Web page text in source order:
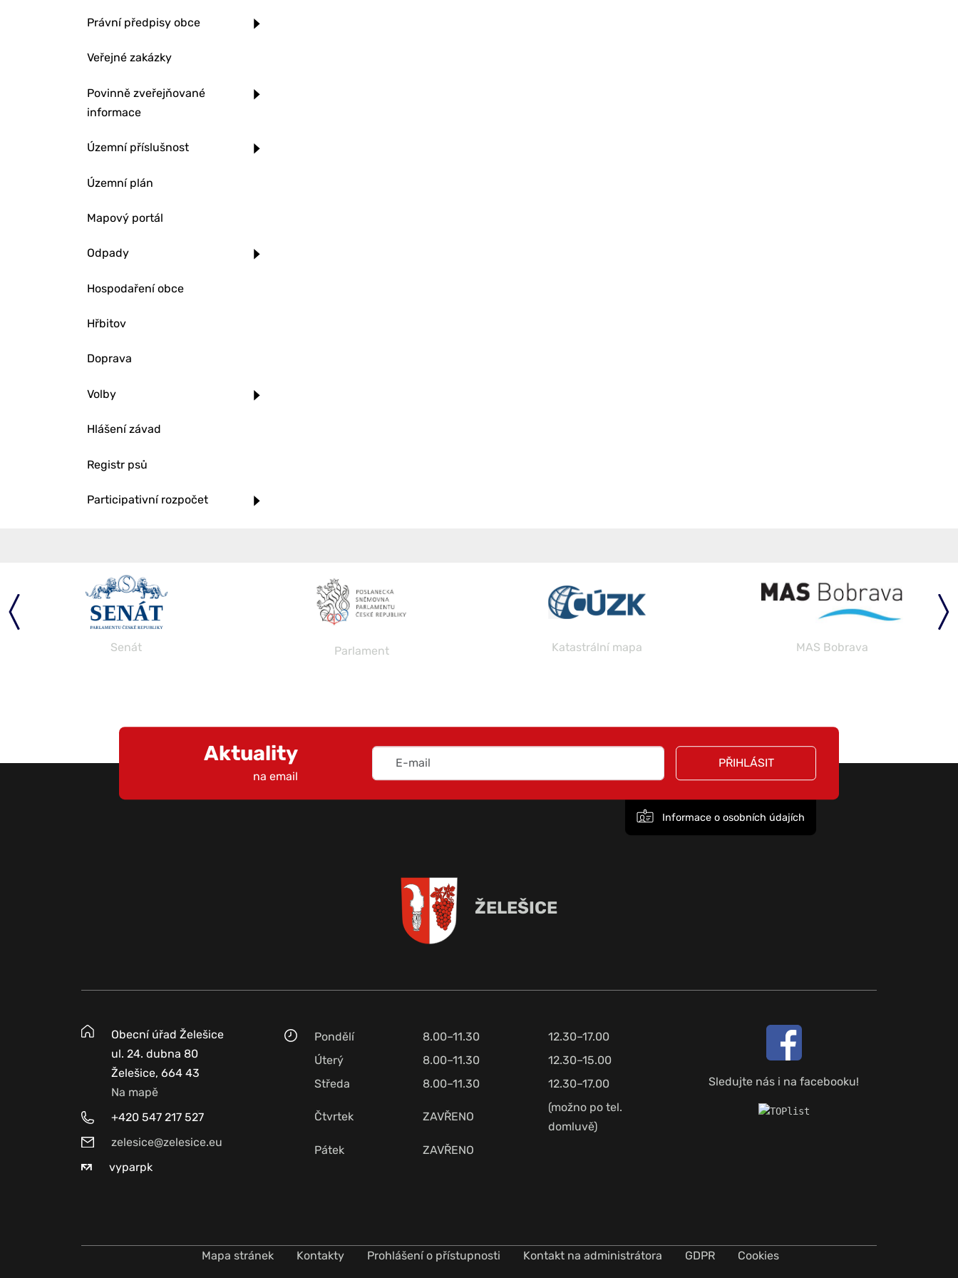
Právní předpisy obce
Veřejné zakázky
Povinně zveřejňované
informace
Územní příslušnost
Územní plán
Mapový portál
Odpady
Hospodaření obce
Hřbitov
Doprava
Volby
Hlášení závad
Registr psů
Participativní rozpočet
Senát Parlament Katastrální mapa MAS Bobrava
Aktuality
na email
PŘIHLÁSIT
Informace o osobních údajích
ŽELEŠICE
Obecní úřad Želešice
ul. 24. dubna 80
Želešice, 664 43
Na mapě
+420 547 217 527
zelesice@zelesice.eu
vyparpk
Pondělí 8.00–11.30
12.30–17.00
Úterý
8.00–11.30
12.30–15.00
Středa
8.00–11.30 12.30–17.00
Čtvrtek ZAVŘENO
(možno po tel.
domluvě)
Pátek
ZAVŘENO
Sledujte nás i na facebooku!
Mapa stránek Kontakty Prohlášení o přístupnosti Kontakt na administrátora GDPR Cookies